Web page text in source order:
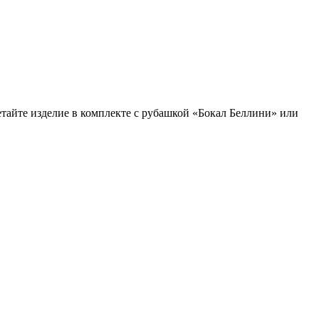
изделие в комплекте с рубашкой «Бокал Беллини» или